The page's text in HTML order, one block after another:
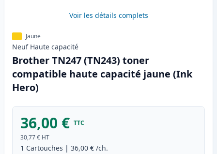
Voir les détails complets
Jaune
Neuf Haute capacité
Brother TN247 (TN243) toner
compatible haute capacité jaune (Ink
Hero)
36,00 € TTC
30,77 € HT
1 Cartouches | 36,00 € /ch.